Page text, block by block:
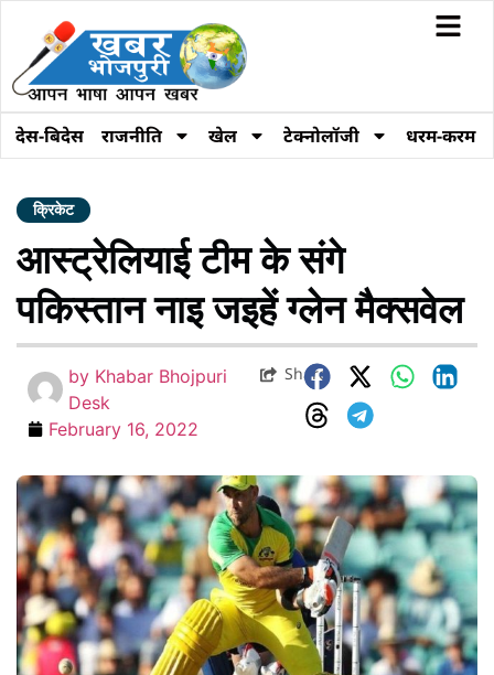
देस-बिदेस राजनीति खेल टेक्नोलॉजी धरम-करम
क्रिकेट
आस्ट्रेलियाई टीम के संगे
पकिस्तान नाइ जइहें ग्लेन मैक्सवेल
by Khabar Bhojpuri
Desk
February 16, 2022
Share